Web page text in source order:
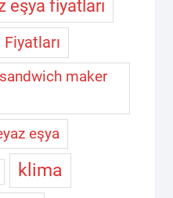
eşya fiyatları
maker
eşya
klima